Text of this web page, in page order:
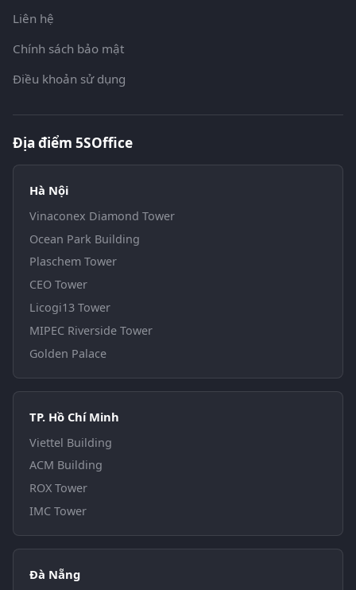
Liên hệ
Chính sách bảo mật
Điều khoản sử dụng
Địa điểm 5SOffice
Hà Nội
Vinaconex Diamond Tower
Ocean Park Building
Plaschem Tower
CEO Tower
Licogi13 Tower
MIPEC Riverside Tower
Golden Palace
TP. Hồ Chí Minh
Viettel Building
ACM Building
ROX Tower
IMC Tower
Đà Nẵng